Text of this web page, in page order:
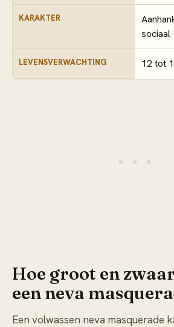
KARAKTER
sociaal
LEVENSVERWACHTING 12 tot
Hoe groot en
een neva
Een volwassen neva masquerade